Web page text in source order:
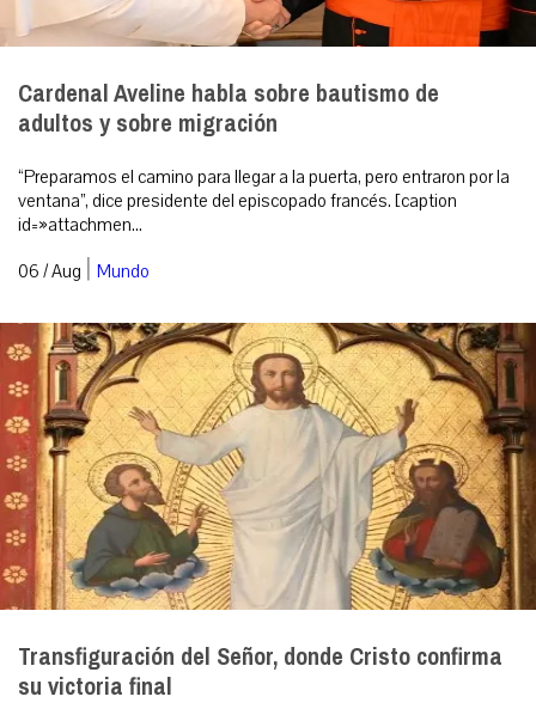
Cardenal Aveline habla sobre bautismo de
adultos y sobre migración
“Preparamos el camino para llegar a la puerta, pero entraron por la
ventana”, dice presidente del episcopado francés. [caption
id=»attachmen...
06 / Aug | Mundo
Transfiguración del Señor, donde Cristo confirma
su victoria final